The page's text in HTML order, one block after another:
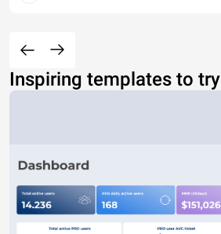
Inspiring templates to try